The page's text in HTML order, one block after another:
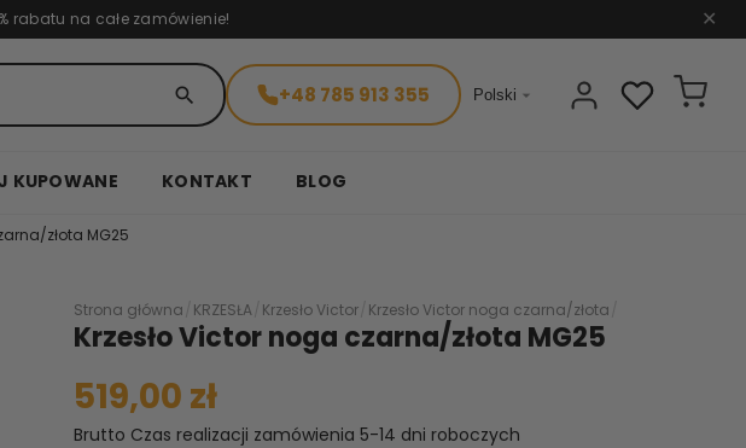
rabatu na całe zamówienie! ✕
search +48 785 913 355 Polski 
KUPOWANE KONTAKT BLOG
złota MG25
Strona główna KRZESŁA Krzesło Victor Krzesło Victor noga czarna/złota
Krzesło Victor noga czarna/złota MG25
519,00 zł
Brutto Czas realizacji zamówienia 5-14 dni roboczych